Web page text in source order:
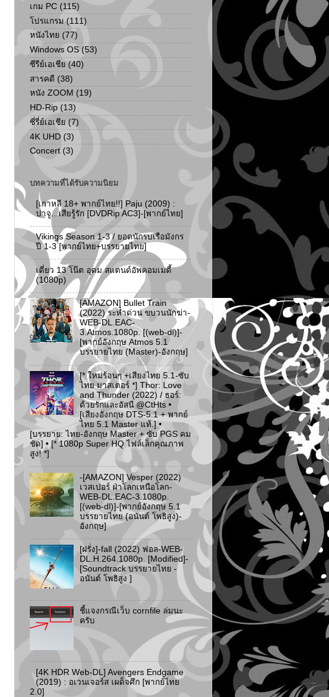
เกม PC (115)
โปรแกรม (111)
หนังไทย (77)
Windows OS (53)
ซีรีย์เอเชีย (40)
สารคดี (38)
หนัง ZOOM (19)
HD-Rip (13)
ซี่รี่ย์เอเชีย (7)
4K UHD (3)
Concert (3)
บทความที่ได้รับความนิยม
[เกาหลี 18+ พากย์ไทย!!] Paju (2009) :
ปาจู...เสียรู้รัก [DVDRip AC3]-[พากย์ไทย]
Vikings Season 1-3 / ยอดนักรบเรือมังกร
ปี 1-3 [พากย์ไทย+บรรยายไทย]
เดี่ยว 13 โน๊ต อุดม สแตนด์อัพคอมเมดี้
(1080p)
[AMAZON] Bullet Train
(2022) ระห่ำด่วน ขบวนนักฆ่า-
WEB-DL.EAC-
3.Atmos.1080p. [(web-dl)]-
[พากย์อังกฤษ Atmos 5.1
บรรยายไทย (Master)-อังกฤษ]
[* ใหม่ร้อนๆ +เสียงไทย 5.1-ซับ
ไทย มาสเตอร์ *] Thor: Love
and Thunder (2022) / ธอร์:
ด้วยรักและอัสนี @CtHts •
[เสียงอังกฤษ DTS-5.1 + พากย์
ไทย 5.1 Master แท้.] •
[บรรยาย: ไทย-อังกฤษ Master + ซับ PGS คม
ชัด] • [* 1080p Super HQ ไฟล์เล็กคุณภาพ
สูง! *]
-[AMAZON] Vesper (2022)
เวสเปอร์ ฝ่าโลกเหนือโลก-
WEB-DL.EAC-3.1080p.
[(web-dl)]-[พากย์อังกฤษ 5.1
บรรยายไทย (อนันต์ โพธิสูง)-
อังกฤษ]
[ฝรั่ง]-fall (2022) ฟอล-WEB-
DL.H.264.1080p. [Modified]-
[Soundtrack บรรยายไทย -
อนันต์ โพธิสูง ]
ชี้แจงกรณีเว็บ cornfile ล่มนะ
ครับ
[4K HDR Web-DL] Avengers Endgame
(2019) : อเวนเจอร์ส เผด็จศึก [พากย์ไทย
2.0]